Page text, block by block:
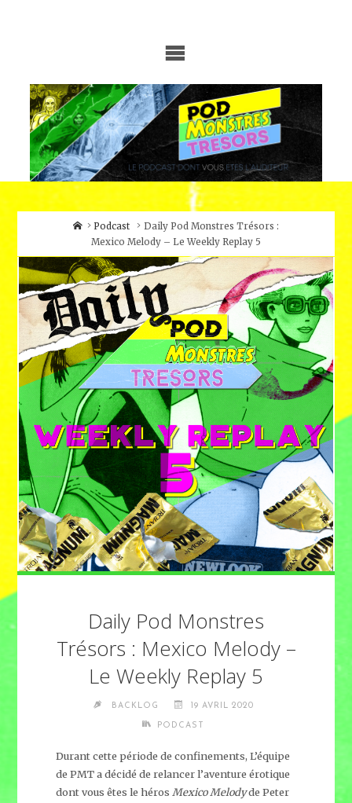
HomePodcast
Daily Pod Monstres Trésors :
Mexico Melody – Le Weekly Replay 5
Daily Pod Monstres
Trésors : Mexico Melody –
Le Weekly Replay 5
BACKLOG 19 AVRIL 2020
PODCAST
Durant cette période de confinements, L’équipe
de PMT a décidé de relancer l’aventure érotique
dont vous êtes le héros Mexico Melodyde Peter